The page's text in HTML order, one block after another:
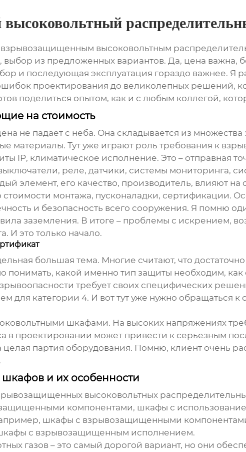
взрывозащищенным высоковольтным
выбор из предложенных вариантов. Да, цена важна,
и последующая эксплуатация гораздо важнее. Я
проектирования до великолепных решений,
поделиться опытом, как и с любым коллегой,
на стоимость
не падает с неба. Она складывается из
материалы. Тут уже играют роль требования к
IP, климатическое исполнение. Это – отправная
реле, датчики, системы мониторинга,
элемент, его качество, производитель, влияют на
стоимости монтажа, пусконаладки, сертификации.
и безопасность всего сооружения. Я помню
заземления. В итоге – проблемы с искрением,
И это только начало.
большая тема. Многие считают, что
понимать, какой именно тип защиты необходим,
требует своих специфических
для категории 4. И вот тут уже нужно обращаться
шкафами. На высоких напряжениях
проектировании может привести к серьезным
партия оборудования. Помню, клиент очень
и их особенности
высоковольтных
компонентами, шкафы с
шкафы с взрывозащищенными
с взрывозащищенным исполнением.
газов – это самый дорогой вариант, но они